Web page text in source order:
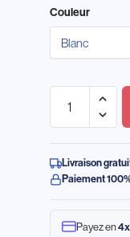
Couleur
Livraison
Paiement
Payez en